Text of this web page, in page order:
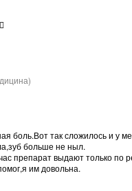
боль.Вот так сложилось и у
больше не ныл.
препарат выдают только по
им довольна.